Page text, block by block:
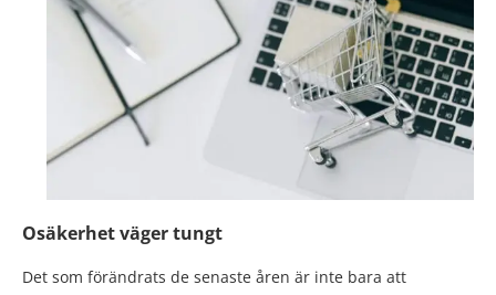
Osäkerhet väger tungt
Det som förändrats de senaste åren är inte bara att